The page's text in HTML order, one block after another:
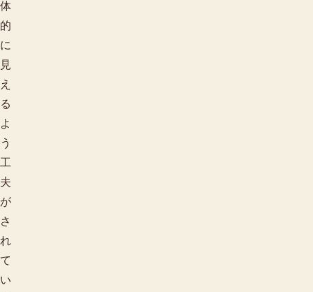
体
的
に
見
え
る
よ
う
工
夫
が
さ
れ
て
い